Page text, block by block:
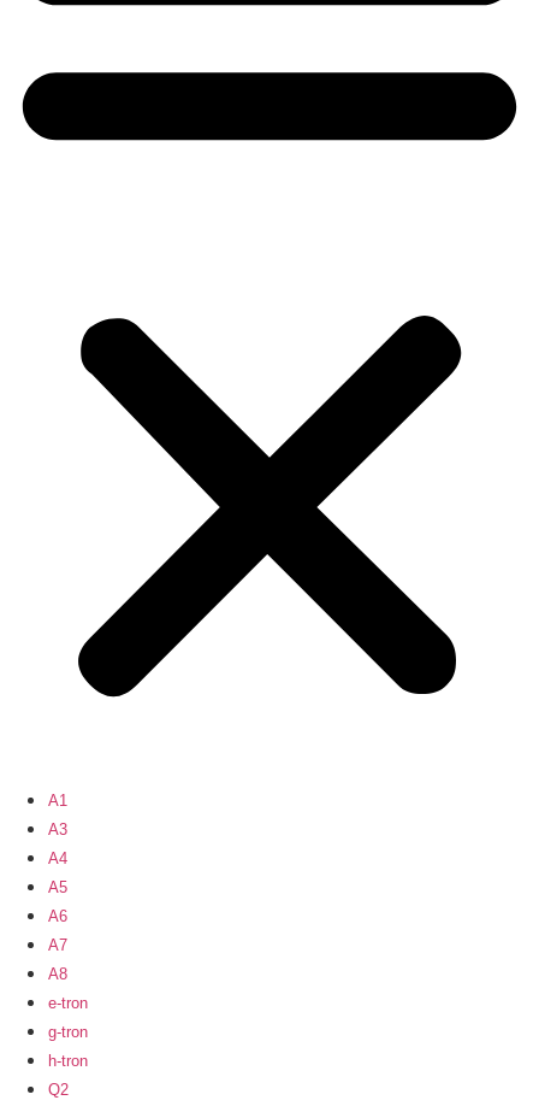
A1
A3
A4
A5
A6
A7
A8
e-tron
g-tron
h-tron
Q2